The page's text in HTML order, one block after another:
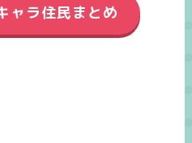
ャラ住民まとめ